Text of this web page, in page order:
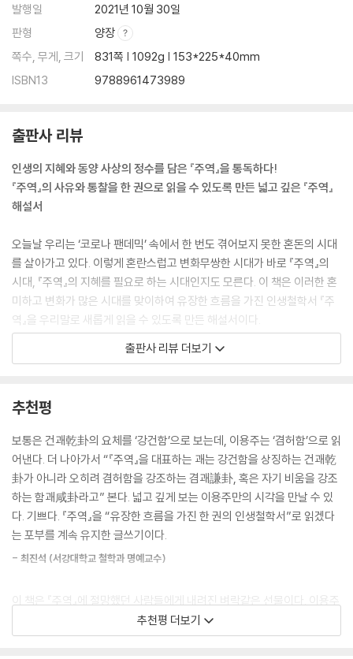
제44괘 구?(만남, 결혼)
제45괘 췌萃(모임, 집합)
제46괘 승升(축적, 상승)
제47괘 곤困(곤궁, 곤란)
제50괘 정鼎(새로운 시작, 정립)
제52괘 간艮(심신 수양, 자기 절제)
제53괘 점漸(점진적 발전)
제54괘 귀매歸妹(결혼, 부부의 길)
제56괘 려旅(여행, 여행의 도리)
제57괘 손巽(순종, 겸손)
제58괘 태兌(기쁨, 즐거움)
제59괘 환渙(홍수, 환난)
제60괘 절節(절제, 절도)
제61괘 중부中孚(신뢰, 믿음)
제62괘 소과小過(조금 지나침, 작은 허물)
제64괘 미제未濟(미완성, 새로운 시작)
부록 1 기본 용어 설명
부록 2 『주역』의 형성 원리
부록 3 점을 치고 점단을 읽는 법
후서後序 혹은 책을 마치며
참고 문헌
발행일
2021년 10월 30일
판형
양장
쪽수, 무게, 크기
831쪽 | 1092g | 153*225*40mm
ISBN13
9788961473989
출판사 리뷰
인생의 지혜와 동양 사상의 정수를 담은 『주역』을 통독하다!
『주역』의 사유와 통찰을 한 권으로 읽을 수 있도록 만든 넓고 깊은 『주역』
해설서
오늘날 우리는 ‘코로나 팬데믹’ 속에서 한 번도 겪어보지 못한 혼돈의 시대
를 살아가고 있다. 이렇게 혼란스럽고 변화무쌍한 시대가 바로 『주역』의
시대, 『주역』의 지혜를 필요로 하는 시대인지도 모른다. 이 책은 이러한 혼
미하고 변화가 많은 시대를 맞이하여 유장한 흐름을 가진 인생철학서 『주
역』을 우리말로 새롭게 읽을 수 있도록 만든 해설서이다.
많은 사람이 호기심을 갖고 『주역』을 읽거나 점의 매뉴얼로 활용하고자 하
는 건 대단히 어려운 일이다. 한 권의 인생 지혜서로서 『주역』을 처음부터
끝까지 수미일관한 흐름으로 읽을 수 있다면 얼마나 좋을까? 비교종교학,
유교와 도교를 중심으로 동양의 사상 종교 전통에 대해 공부해온 지은이
이용주 교수(광주과학기술원 지스트 대학)는 이 같은 바람을 바탕으로 수
수께끼 같고 신비스런 『주역』을 관심 있는 일반 독자들이 약간의 노력과
끈기를 발휘한다면 충분히 읽고 이해할 수 있게끔 정리하고 해설했다.
았고, 세상과 인생을 예측하고 이해했다. 이 책은 동아시아 최고의 인생 지
으로써 독자들이 자신의 인생을 돌아보고 미래를 생각하는 데 도움 될 수
있도록 하였다. 이 책은 차례에서 64괘 각 괘의 핵심 주제를 요약 설명함
으로써 차례만 한번 훑어보아도 『주역』이 다루고 있는 주요 내용의 전체
출판사 리뷰 더보기
추천평
보통은 건괘乾卦의 요체를 ‘강건함’으로 보는데, 이용주는 ‘겸허함’으로 읽
어낸다. 더 나아가서 “『주역』을 대표하는 괘는 강건함을 상징하는 건괘乾
卦가 아니라 오히려 겸허함을 강조하는 겸괘謙卦, 혹은 자기 비움을 강조
하는 함괘咸卦라고” 본다. 넓고 깊게 보는 이용주만의 시각을 만날 수 있
다. 기쁘다. 『주역』을 “유장한 흐름을 가진 한 권의 인생철학서”로 읽겠다
는 포부를 계속 유지한 글쓰기이다.
- 최진석 (서강대학교 철학과 명예교수)
이 책은 『주역』에 절망했던 사람들에게 내려진 벼락같은 선물이다. 이용주
교수의 이 책은 그야말로 『주역』을 ‘읽을’ 수 있게 독자들을 안내한다. 그는
동아시아의 대표적 해석들은 물론, 현대 서구의 번역과 연구들까지 섭렵했
추천평 더보기